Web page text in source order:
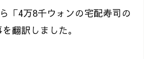
「4万8千ウォンの宅配寿司の
翻訳しました。